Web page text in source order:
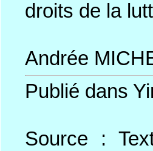
droits de la
Andrée
Publié dans
Source :